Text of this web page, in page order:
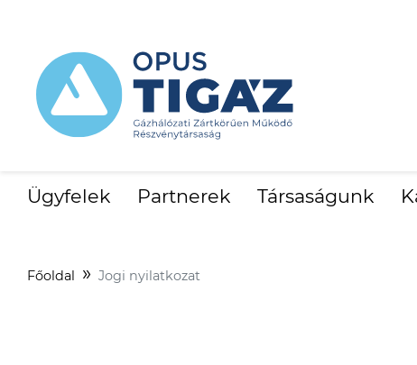
Ügyfelek Partnerek Társaságunk
Főoldal Jogi nyilatkozat